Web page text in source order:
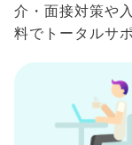
介・面接対策や
料でトータルサ